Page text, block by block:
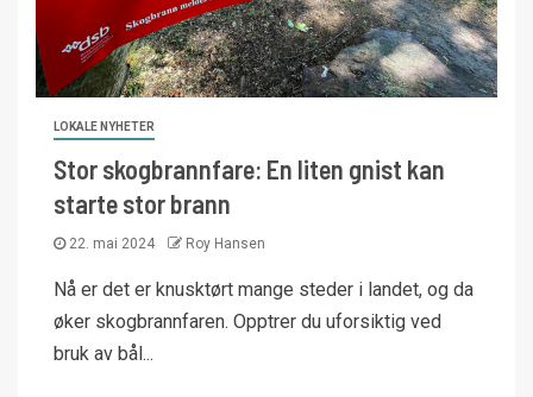
LOKALE NYHETER
Stor skogbrannfare: En liten gnist kan
starte stor brann
22. mai 2024 Roy Hansen
Nå er det er knusktørt mange steder i landet, og da
øker skogbrannfaren. Opptrer du uforsiktig ved
bruk av bål...